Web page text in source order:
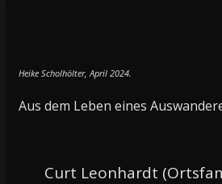
Heike Scholhölter, April 2024.
Aus dem Leben eines
Curt Leonhardt